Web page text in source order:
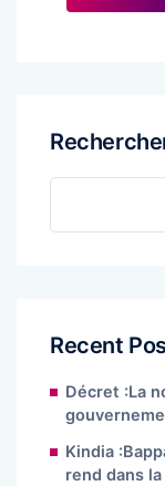
Recent
Décret :La
Kindia
rend dans